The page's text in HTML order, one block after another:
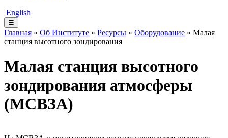
English
☰
Главная » Об Институте » Ресурсы » Оборудование » Малая
станция высотного зондирования
Малая станция высотного
зондирования атмосферы
(МСВЗА)